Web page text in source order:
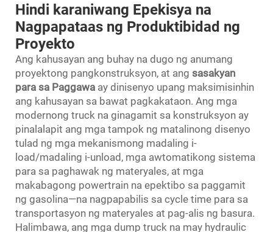
Hindi karaniwang Epekisya na
Nagpapataas ng Produktibidad ng
Proyekto
Ang kahusayan ang buhay na dugo ng anumang
proyektong pangkonstruksyon, at ang sasakyan
para sa Paggawa ay dinisenyo upang maksimisinhin
ang kahusayan sa bawat pagkakataon. Ang mga
modernong truck na ginagamit sa konstruksyon ay
pinalalapit ang mga tampok ng matalinong disenyo
tulad ng mga mekanismong madaling i-
load/madaling i-unload, mga awtomatikong sistema
para sa paghawak ng materyales, at mga
makabagong powertrain na epektibo sa paggamit
ng gasolina—na nagpapabilis sa cycle time para sa
transportasyon ng materyales at pag-alis ng basura.
Halimbawa, ang mga dump truck na may hydraulic